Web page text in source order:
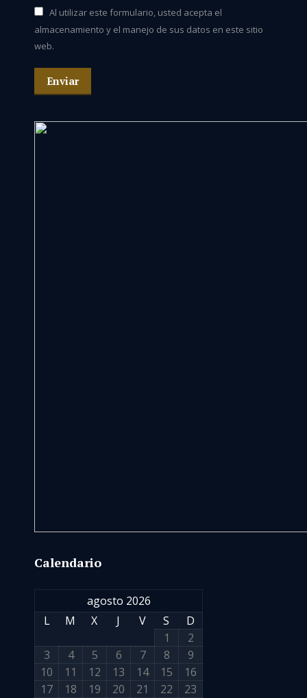
Al utilizar este formulario, usted acepta el
almacenamiento y el manejo de sus datos en este sitio
web.
Enviar
Calendario
agosto 2026
L
M X J V S
D
1
2
3
4 5 6 7 8
9
10
11 12 13 14 15
16
17
18 19 20 21 22
23